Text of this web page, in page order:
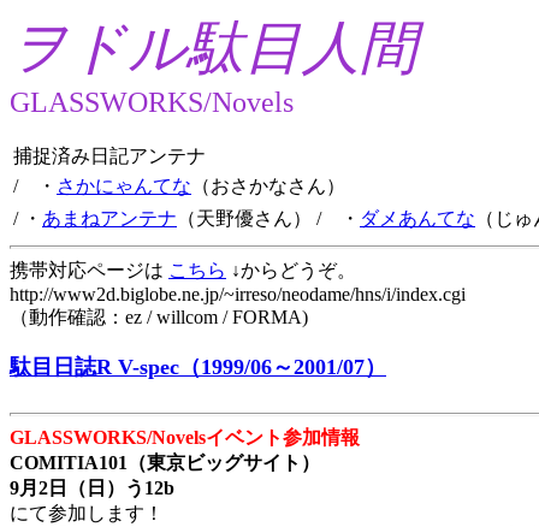
ヲドル駄目人間
GLASSWORKS/Novels
捕捉済み日記アンテナ
/ ・ さかにゃんてな （おさかなさん）
/ ・ あまねアンテナ （天野優さん） / ・ ダメあんてな （じ
携帯対応ページは こちら ↓からどうぞ。
http://www2d.biglobe.ne.jp/~irreso/neodame/hns/i/index.cgi
（動作確認：ez / willcom / FORMA)
駄目日誌R V-spec（1999/06～2001/07）
GLASSWORKS/Novelsイベント参加情報
COMITIA101（東京ビッグサイト）
9月2日（日）う12b
にて参加します！